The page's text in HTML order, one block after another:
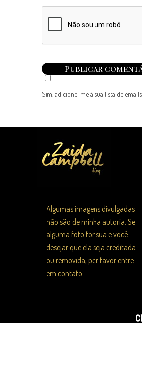
Sim, adicione-me à sua lista de emails.
Algumas imagens divulgadas
não são de minha autoria. Se
alguma foto for sua e você
desejar que ela seja creditada
ou removida, por favor entre
em contato.